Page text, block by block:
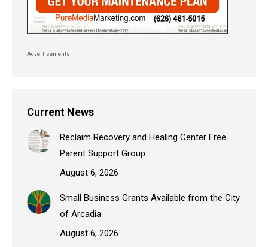
Advertisements
Current News
Reclaim Recovery and Healing Center Free
Parent Support Group
August 6, 2026
Small Business Grants Available from the City
of Arcadia
August 6, 2026